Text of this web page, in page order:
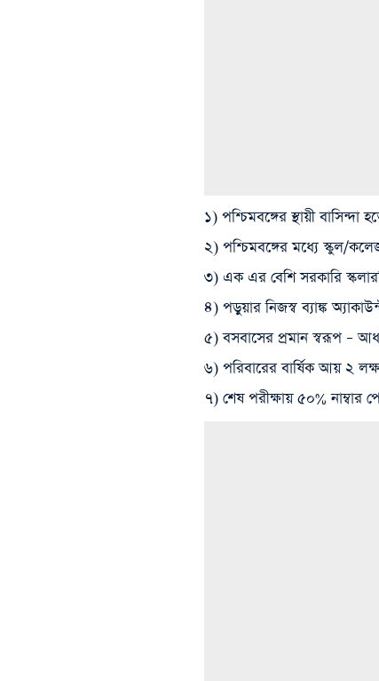
১) পশ্চিমবঙ্গের স্থায়ী বাসিন্দা
২) পশ্চিমবঙ্গের মধ্যে স্কুল/
৩) এক এর বেশি সরকারি
৪) পড়ুয়ার নিজস্ব ব্যাঙ্ক
৫) বসবাসের প্রমান স্বরূপ –
৬) পরিবারের বার্ষিক আয় ২
৭) শেষ পরীক্ষায় ৫০% নাম্বার